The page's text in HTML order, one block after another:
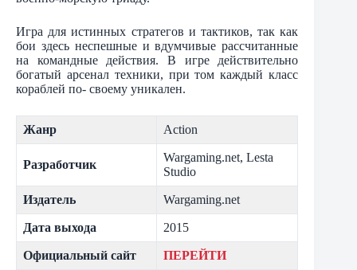
Игра для истинных стратегов и тактиков, так как
бои здесь неспешные и вдумчивые рассчитанные
на командные действия. В игре действительно
богатый арсенал техники, при том каждый класс
кораблей по- своему уникален.
Жанр Action
Разработчик
Wargaming.net, Lesta
Studio
Издатель Wargaming.net
Дата выхода 2015
Официальный сайт
ПЕРЕЙТИ